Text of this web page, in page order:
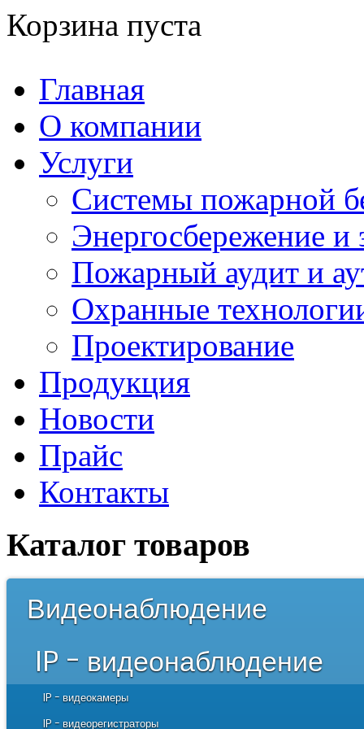
Корзина пуста
Главная
О компании
Услуги
Системы пожарной
Энергосбережение и
Пожарный аудит и
Охранные
Проектирование
Продукция
Новости
Прайс
Контакты
Каталог товаров
Видеонаблюдение
IP – видеонаблюдение
IP – видеокамеры
Корпусные
IP – видеорегистраторы